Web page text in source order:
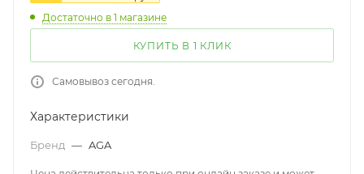
Достаточно в 1 магазине
КУПИТЬ В 1 КЛИК
Самовывоз сегодня.
Характеристики
Бренд — AGA